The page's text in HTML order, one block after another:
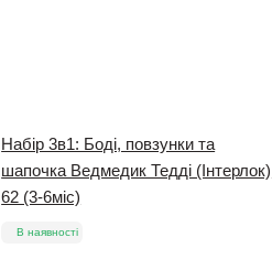
Набір 3в1: Боді, повзунки та
шапочка Ведмедик Тедді (Інтерлок)
62 (3-6міс)
В наявності